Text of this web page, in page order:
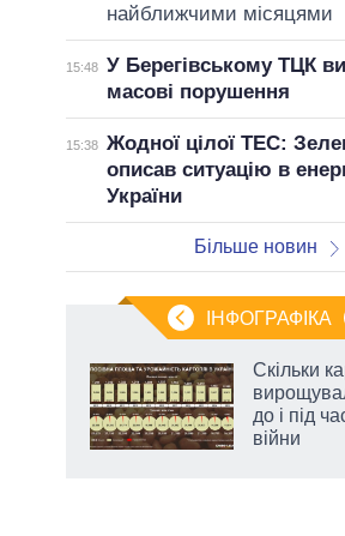
найближчими місяцями
15:48 У Берегівському ТЦК
масові порушення
15:38 Жодної цілої ТЕС:
описав ситуацію в
України
Більше новин
ІНФОГРАФІКА
Скільки
до і під
війни